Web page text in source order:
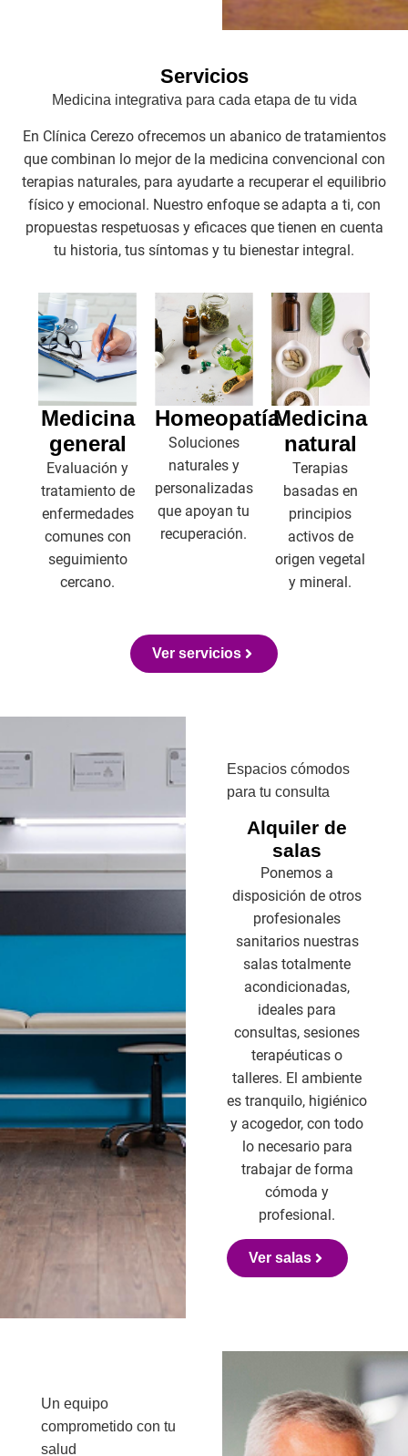
Servicios
Medicina integrativa para cada etapa de tu vida
En Clínica Cerezo ofrecemos un abanico de tratamientos
que combinan lo mejor de la medicina convencional con
terapias naturales, para ayudarte a recuperar el equilibrio
físico y emocional. Nuestro enfoque se adapta a ti, con
propuestas respetuosas y eficaces que tienen en cuenta
tu historia, tus síntomas y tu bienestar integral.
Medicina
general
Evaluación y
tratamiento de
enfermedades
comunes con
seguimiento
cercano.
Homeopatía
Soluciones
naturales y
personalizadas
que apoyan tu
recuperación.
Medicina
natural
Terapias
basadas en
principios
activos de
origen vegetal
y mineral.
Ver servicios
Espacios cómodos
para tu consulta
Alquiler de
salas
Ponemos a
disposición de otros
profesionales
sanitarios nuestras
salas totalmente
acondicionadas,
ideales para
consultas, sesiones
terapéuticas o
talleres. El ambiente
es tranquilo, higiénico
y acogedor, con todo
lo necesario para
trabajar de forma
cómoda y
profesional.
Ver salas
Un equipo
comprometido con tu
salud